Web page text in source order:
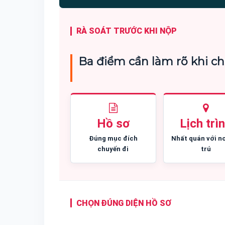
RÀ SOÁT TRƯỚC KHI NỘP
Ba điểm cần làm rõ khi
Hồ sơ
Đúng mục đích
chuyến đi
Lịch
Nhất quán với
trú
CHỌN ĐÚNG DIỆN HỒ SƠ
Làm visa đi Nhật Bản cho cả gia đình.
Mình làm
Năm Châu,